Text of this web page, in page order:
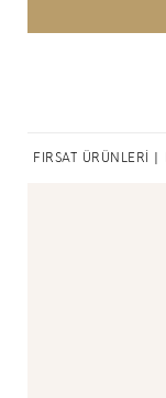
FIRSAT ÜRÜNLERİ